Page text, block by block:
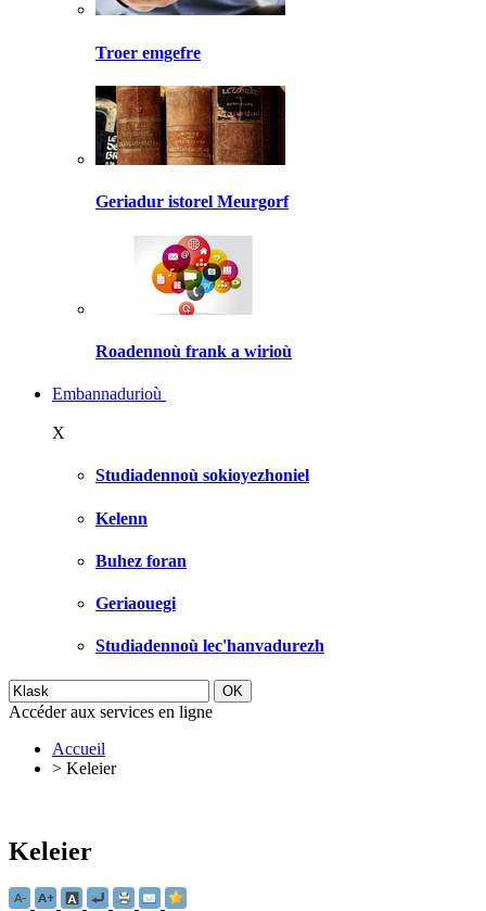
Troer emgefre
Geriadur istorel Meurgorf
Roadennoù frank a wirioù
Embannadurioù
X
Studiadennoù sokioyezhoniel
Kelenn
Buhez foran
Geriaouegi
Studiadennoù lec'hanvadurezh
Accéder aux services en ligne
Accueil
> Keleier
Keleier